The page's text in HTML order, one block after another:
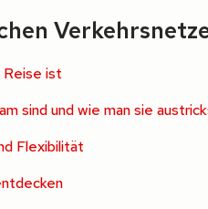
Reise ist
sind und wie man sie
Flexibilität